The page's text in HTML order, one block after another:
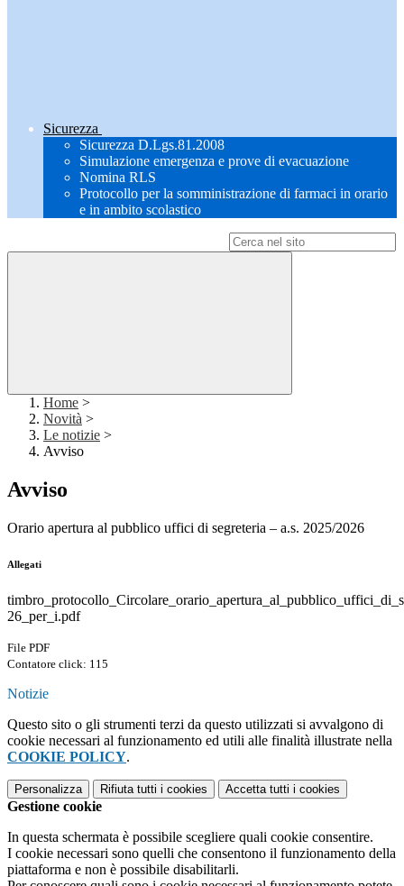
Sicurezza
Sicurezza D.Lgs.81.2008
Simulazione emergenza e prove di evacuazione
Nomina RLS
Protocollo per la somministrazione di farmaci in orario
e in ambito scolastico
Home >
Novità >
Le notizie >
Avviso
Avviso
Orario apertura al pubblico uffici di segreteria – a.s. 2025/2026
Allegati
26_per_i.pdf
File PDF
Contatore click: 115
Notizie
Questo sito o gli strumenti terzi da questo utilizzati si avvalgono di
cookie necessari al funzionamento ed utili alle finalità illustrate nella
COOKIE POLICY.
Personalizza Rifiuta tutti i cookies Accetta tutti i cookies
Gestione cookie
In questa schermata è possibile scegliere quali cookie consentire.
I cookie necessari sono quelli che consentono il funzionamento della
piattaforma e non è possibile disabilitarli.